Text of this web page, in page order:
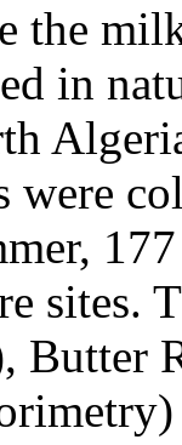
the
in
were
sites.
Butter